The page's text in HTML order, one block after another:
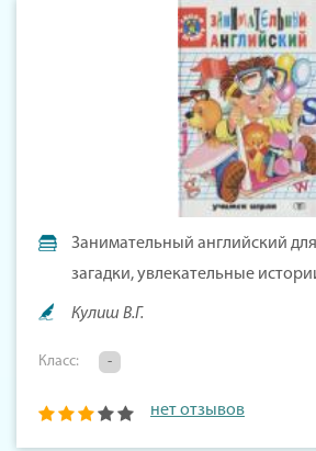
Занимательный английский
загадки, увлекательные
Кулиш В.Г.
Класс: -
нет отзывов